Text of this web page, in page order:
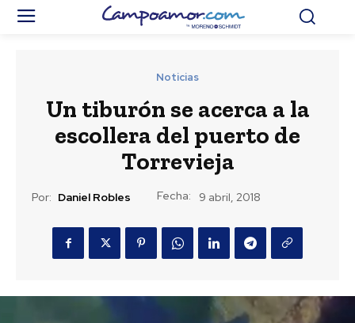
Noticias
Un tiburón se acerca a la
escollera del puerto de
Torrevieja
Por: Daniel Robles Fecha: 9 abril, 2018